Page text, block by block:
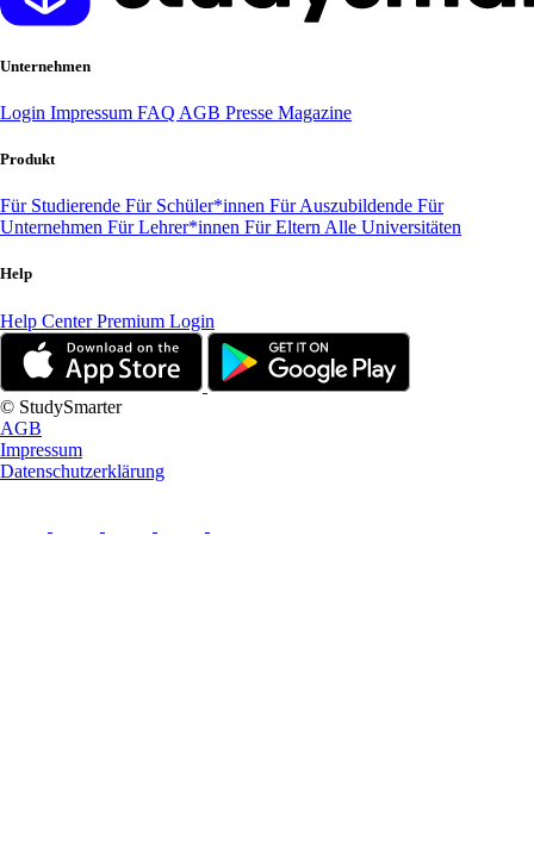
Unternehmen
Login Impressum FAQ AGB Presse Magazine
Produkt
Für Studierende Für Schüler*innen Für Auszubildende Für
Unternehmen Für Lehrer*innen Für Eltern Alle Universitäten
Help
Help CenterPremium Login
© StudySmarter
AGB
Impressum
Datenschutzerklärung